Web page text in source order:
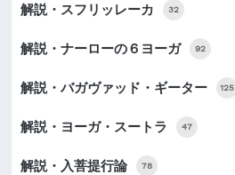
解説・スフリッレーカ 32
解説・ナーローの６ヨーガ 92
解説・バガヴァッド・ギーター 125
解説・ヨーガ・スートラ 47
解説・入菩提行論 78